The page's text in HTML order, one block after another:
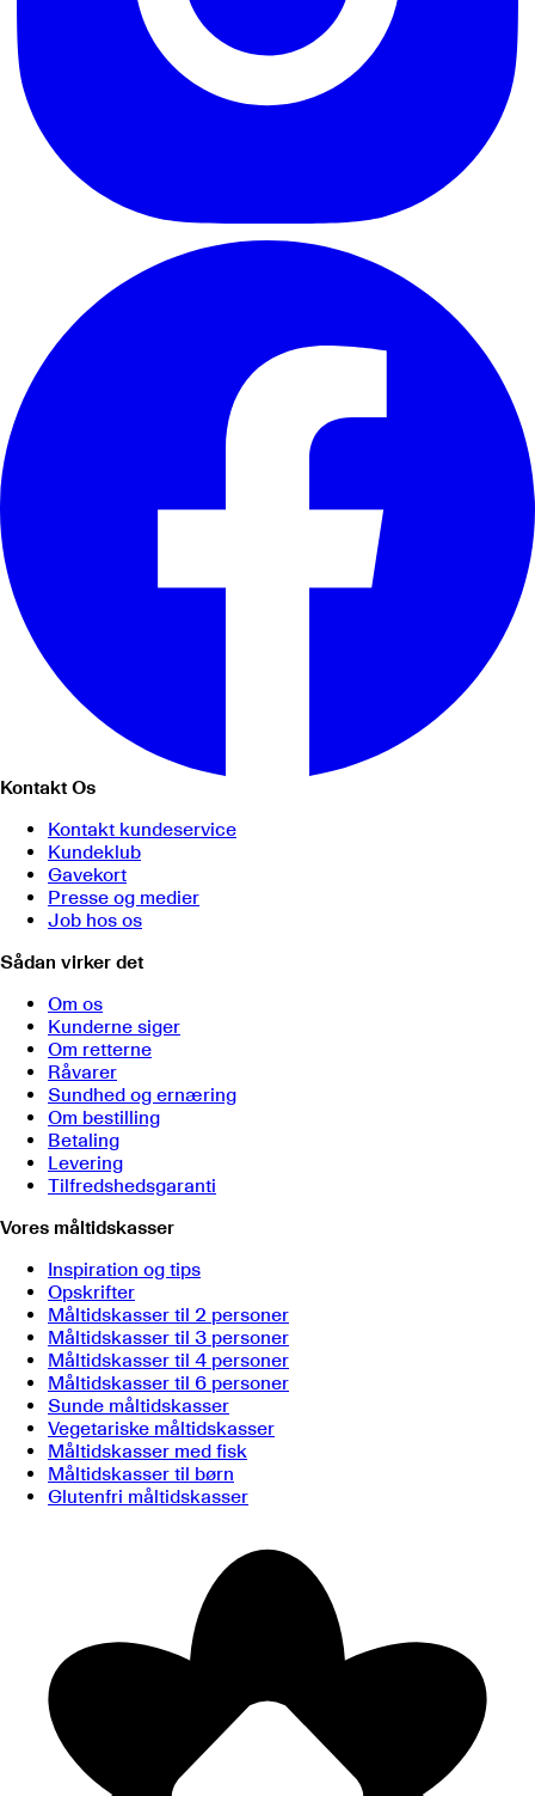
Kontakt Os
Kontakt kundeservice
Kundeklub
Gavekort
Presse og medier
Job hos os
Sådan virker det
Om os
Kunderne siger
Om retterne
Råvarer
Sundhed og ernæring
Om bestilling
Betaling
Levering
Tilfredshedsgaranti
Vores måltidskasser
Inspiration og tips
Opskrifter
Måltidskasser til 2 personer
Måltidskasser til 3 personer
Måltidskasser til 4 personer
Måltidskasser til 6 personer
Sunde måltidskasser
Vegetariske måltidskasser
Måltidskasser med fisk
Måltidskasser til børn
Glutenfri måltidskasser